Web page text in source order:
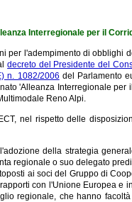
Interregionale per il
per l'adempimento di obblighi
decreto del Presidente del
n. 1082/2006 del Parlamento
'Alleanza Interregionale per
Reno Alpi.
nel rispetto delle
della strategia
regionale o suo delegato
ai soci del Gruppo di
con l'Unione Europea e
regionale, che hanno